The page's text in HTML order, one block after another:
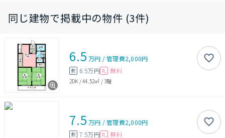
同じ建物で掲載中の物件 (3件)
6.5 万円 /管理費2,000円
敷 6.5万円 礼 無料
2DK /44.52㎡ /3階
7.5 万円 /管理費2,000円
敷 7.5万円 礼 無料